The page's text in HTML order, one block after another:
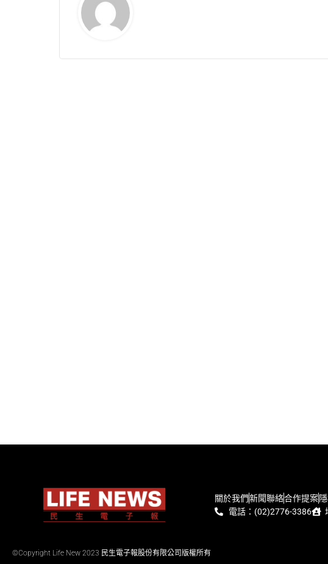
關於我們新聞聯絡合作提案
電話：(02)2776-3386
©Copyright Life New 2023 民生電子報股份有限公司版權所有